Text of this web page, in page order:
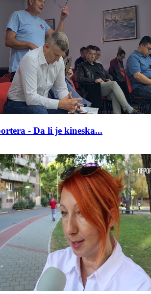
- Da li je kineska...